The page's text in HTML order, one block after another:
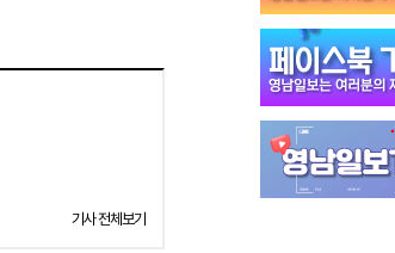
기사 전체보기